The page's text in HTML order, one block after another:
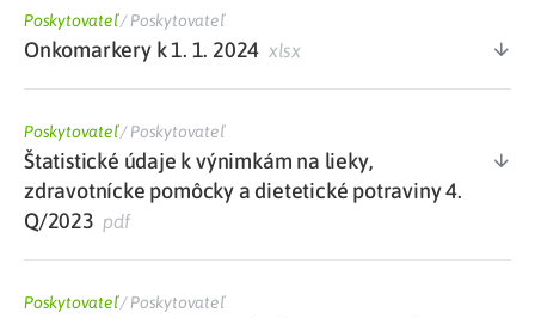
Poskytovateľ/Poskytovateľ
Onkomarkery k 1. 1. 2024 xlsx
Poskytovateľ/Poskytovateľ
Štatistické údaje k výnimkám na lieky,
zdravotnícke pomôcky a dietetické potraviny 4.
Q/2023 pdf
Poskytovateľ/Poskytovateľ